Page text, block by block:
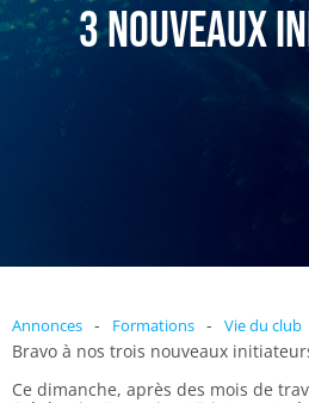
3 nouveaux
Annonces - Formations - Vie du club
Bravo à nos trois nouveaux
Ce dimanche, après des mois de